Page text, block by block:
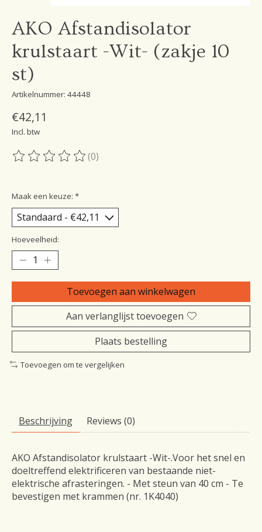
AKO Afstandisolator
krulstaart -Wit- (zakje 10
st)
Artikelnummer: 44448
€42,11
Incl. btw
De beoordeling van dit product is
(0)
Maak een keuze: *
Hoeveelheid:
Toevoegen aan winkelwagen
Aan verlanglijst toevoegen
Plaats bestelling
Toevoegen om te vergelijken
Beschrijving Reviews (0)
AKO Afstandisolator krulstaart -Wit-.Voor het snel en
doeltreffend elektrificeren van bestaande niet-
elektrische afrasteringen. - Met steun van 40 cm - Te
bevestigen met krammen (nr. 1K4040)